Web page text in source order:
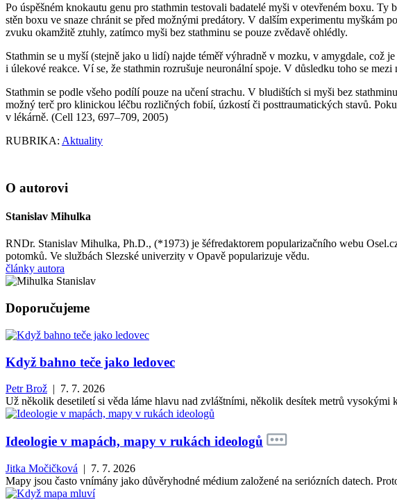
Po úspěšném knokautu genu pro stathmin testovali badatelé myši v otevřeném boxu.
stěn boxu ve snaze chránit se před možnými predátory. V dalším experimentu
zvuku okamžitě ztuhly, zatímco myši bez stathminu se pouze zvědavě ohlédly.
Stathmin se u myší (stejně jako u lidí) najde téměř výhradně v mozku, v amygdale,
i úlekové reakce. Ví se, že stathmin rozrušuje neuronální spoje. V důsledku toho se
Stathmin se podle všeho podílí pouze na učení strachu. V bludištích si myši bez
možný terč pro klinickou léčbu rozličných fobií, úzkostí či posttraumatických stavů.
v lékárně. (Cell 123, 697–709, 2005)
RUBRIKA: Aktuality
O autorovi
Stanislav Mihulka
RNDr. Stanislav Mihulka, Ph.D., (*1973) je šéfredaktorem popularizačního webu
potomků. Ve službách Slezské univerzity v Opavě popularizuje vědu.
články autora
Doporučujeme
Když bahno teče jako ledovec
Petr Brož | 7. 7. 2026
Už několik desetiletí si věda láme hlavu nad zvláštními, několik desítek metrů vysokými
Ideologie v mapách, mapy v rukách ideologů
Jitka Močičková | 7. 7. 2026
Mapy jsou často vnímány jako důvěryhodné médium založené na seriózních datech.